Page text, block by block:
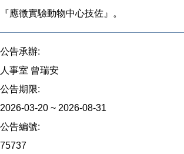
『應徵實驗動物中心技佐』。
公告承辦:
人事室 曾瑞安
公告期限:
2026-03-20 ~ 2026-08-31
公告編號:
75737